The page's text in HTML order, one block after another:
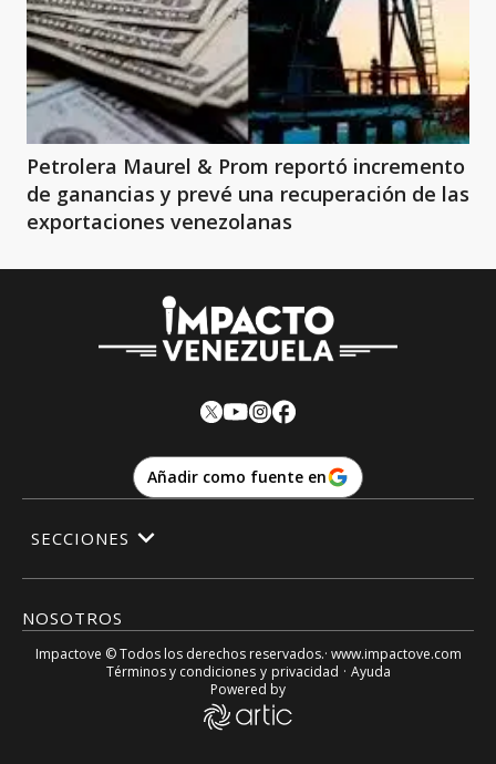
Petrolera Maurel & Prom reportó incremento
de ganancias y prevé una recuperación de las
exportaciones venezolanas
Añadir como fuente en
NOSOTROS
SECCIONES
Impactove © Todos los derechos reservados.· www.impactove.com
Términos y condiciones y privacidad · Ayuda
Powered by